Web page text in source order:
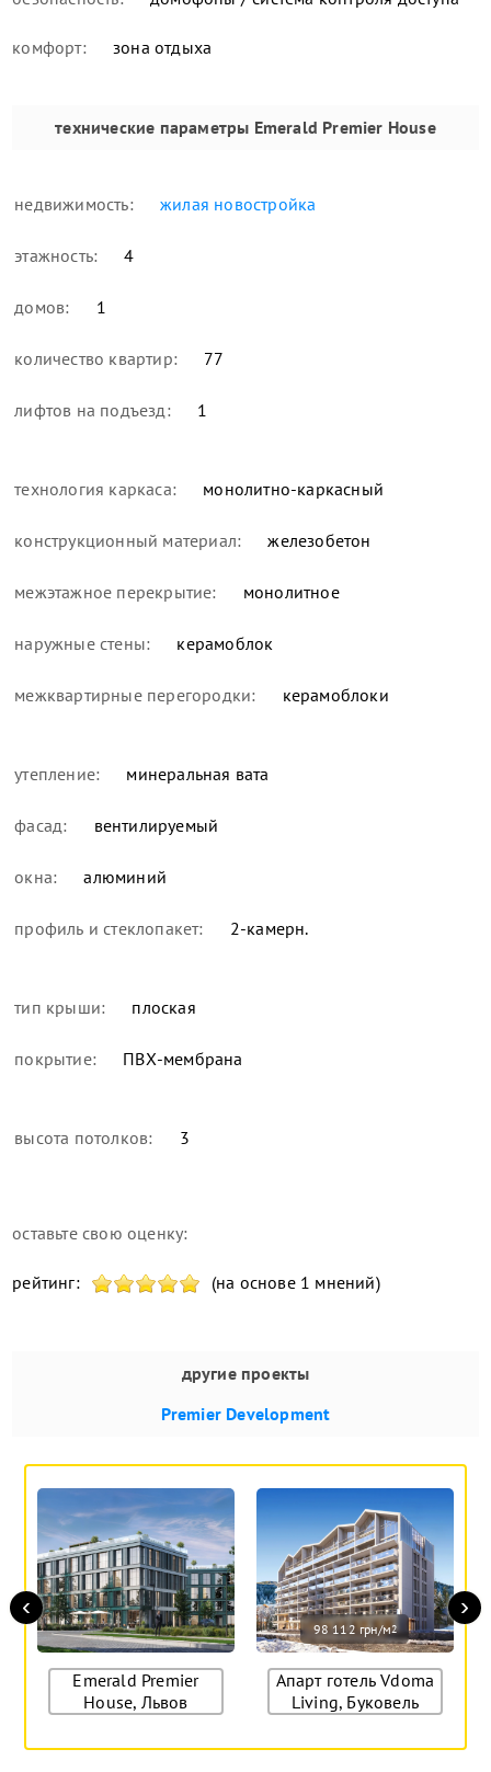
комфорт: зона отдыха
технические параметры Emerald Premier House
недвижимость: жилая новостройка
этажность: 4
домов: 1
количество квартир: 77
лифтов на подъезд: 1
технология каркаса: монолитно-каркасный
конструкционный материал: железобетон
межэтажное перекрытие: монолитное
наружные стены: керамоблок
межквартирные перегородки: керамоблоки
утепление: минеральная вата
фасад: вентилируемый
окна: алюминий
профиль и стеклопакет: 2-камерн.
тип крыши: плоская
покрытие: ПВХ-мембрана
высота потолков: 3
оставьте свою оценку:
рейтинг: (на основе 1 мнений)
другие проекты
Premier Development
Emerald Premier
House, Львов
98 112 грн/м2
Апарт готель Vdoma
Living, Буковель
‹ ›